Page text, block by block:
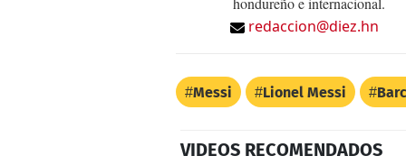
redaccion@diez.hn
Messi Lionel Messi
VIDEOS RECOMENDADOS